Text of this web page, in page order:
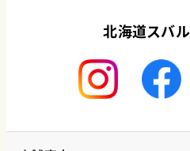
北海道スバ